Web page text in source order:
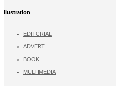
llustration
EDITORIAL
ADVERT
BOOK
MULTIMEDIA